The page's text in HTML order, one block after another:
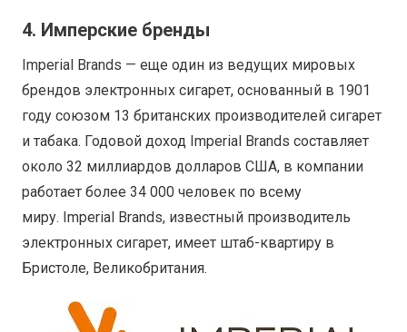
4. Имперские бренды
Imperial Brands — еще один из ведущих мировых
брендов электронных сигарет, основанный в 1901
году союзом 13 британских производителей сигарет
и табака. Годовой доход Imperial Brands составляет
около 32 миллиардов долларов США, в компании
работает более 34 000 человек по всему
миру. Imperial Brands, известный производитель
электронных сигарет, имеет штаб-квартиру в
Бристоле, Великобритания.